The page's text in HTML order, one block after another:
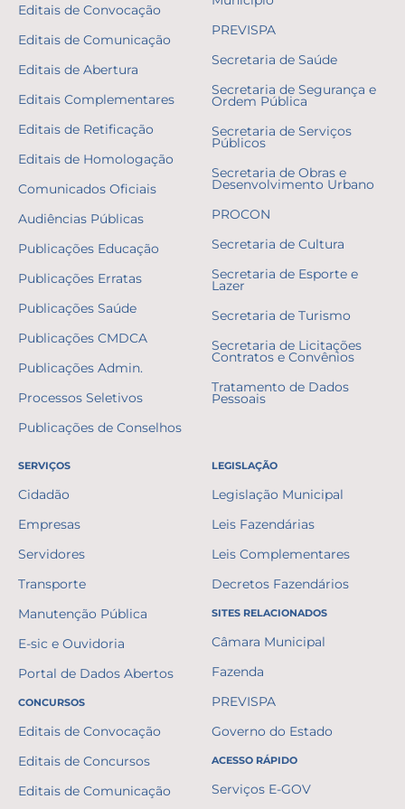
Editais de Convocação
Editais de Comunicação
Editais de Abertura
Editais Complementares
Editais de Retificação
Editais de Homologação
Comunicados Oficiais
Audiências Públicas
Publicações Educação
Publicações Erratas
Publicações Saúde
Publicações CMDCA
Publicações Admin.
Processos Seletivos
Publicações de Conselhos
PREVISPA
Secretaria de Saúde
Secretaria de Segurança e
Ordem Pública
Secretaria de Serviços
Públicos
Secretaria de Obras e
Desenvolvimento Urbano
PROCON
Secretaria de Cultura
Secretaria de Esporte e
Lazer
Secretaria de Turismo
Secretaria de Licitações
Contratos e Convênios
Tratamento de Dados
Pessoais
SERVIÇOS
Cidadão
Empresas
Servidores
Transporte
Manutenção Pública
E-sic e Ouvidoria
Portal de Dados Abertos
CONCURSOS
Editais de Convocação
Editais de Concursos
Editais de Comunicação
LEGISLAÇÃO
Legislação Municipal
Leis Fazendárias
Leis Complementares
Decretos Fazendários
SITES RELACIONADOS
Câmara Municipal
Fazenda
PREVISPA
Governo do Estado
ACESSO RÁPIDO
Serviços E-GOV